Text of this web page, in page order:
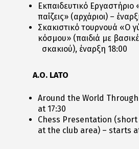
Εκπαιδευτικό
παίζεις» (αρχάριοι) –
Σκακιστικό τουρνουά «Ο
κόσμου» (παιδιά με
σκακιού), έναρξη 18:00
A.O. LATO
Around the World
at 17:30
Chess Presentation
at the club area) – starts